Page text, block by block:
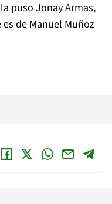
puso Jonay Armas,
de Manuel Muñoz